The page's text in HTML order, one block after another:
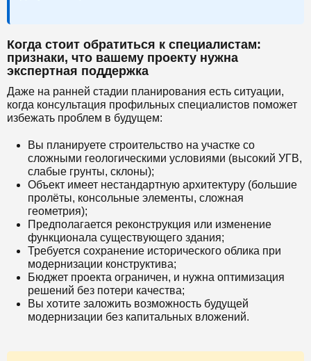
Когда стоит обратиться к специалистам:
признаки, что вашему проекту нужна
экспертная поддержка
Даже на ранней стадии планирования есть ситуации,
когда консультация профильных специалистов поможет
избежать проблем в будущем:
Вы планируете строительство на участке со
сложными геологическими условиями (высокий УГВ,
слабые грунты, склоны);
Объект имеет нестандартную архитектуру (большие
пролёты, консольные элементы, сложная
геометрия);
Предполагается реконструкция или изменение
функционала существующего здания;
Требуется сохранение исторического облика при
модернизации конструктива;
Бюджет проекта ограничен, и нужна оптимизация
решений без потери качества;
Вы хотите заложить возможность будущей
модернизации без капитальных вложений.